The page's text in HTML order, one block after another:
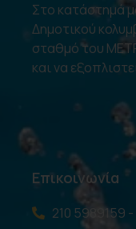
Στο κατάστημά
Δημοτικού
σταθμό του
και να
Επικοινωνία
210 5989159